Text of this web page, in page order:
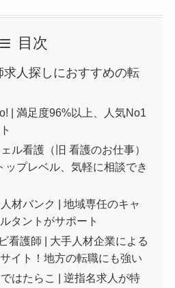
目次
人探しにおすすめの転
| 満足度96%以上、人気No1
ル看護（旧 看護のお仕事）
ップレベル、気軽に相談でき
材バンク | 地域専任のキャ
タントがサポート
看護師 | 大手人材企業による
イト！地方の転職にも強い
はたらこ | 逆指名求人が特